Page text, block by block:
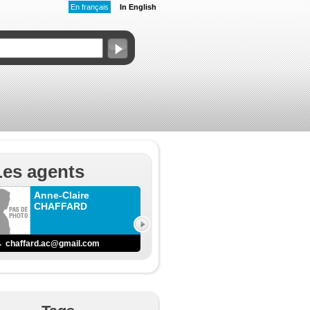
En français In English
agents
Anne-Claire
CHAFFARD
chaffard.ac@gmail.com